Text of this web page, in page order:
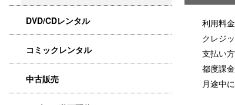
DVD/CDレンタル
コミックレンタル
中古販売
利用料
クレジ
支払い
都度課
月途中